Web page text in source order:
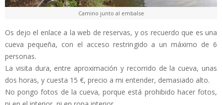
Camino junto al embalse
Os dejo el enlace a la web de reservas, y os recuerdo que es una
cueva pequeña, con el acceso restringido a un máximo de 6
personas.
La visita dura, entre aproximación y recorrido de la cueva, unas
dos horas, y cuesta 15 €, precio a mi entender, demasiado alto.
No pongo fotos de la cueva, porque está prohibido hacer fotos,